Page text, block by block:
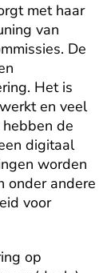
met haar
van
De
Het is
en veel
de
digitaal
worden
onder andere
voor
op